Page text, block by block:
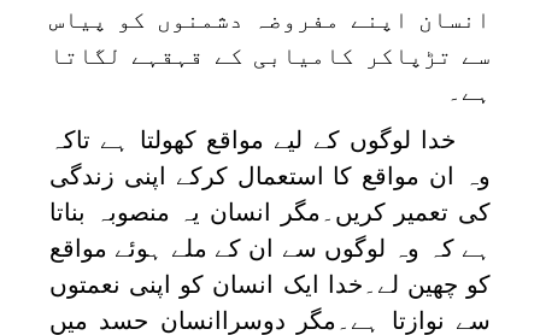
انسان اپنے مفروضہ دشمنوں کو پیاس
سے تڑپاکر کامیابی کے قہقہے لگاتا
ہے۔
خدا لوگوں کے لیے مواقع کھولتا ہے تاکہ
وہ ان مواقع کا استعمال کرکے اپنی زندگی
کی تعمیر کریں۔مگر انسان یہ منصوبہ بناتا
ہے کہ وہ لوگوں سے ان کے ملے ہوئے مواقع
کو چھین لے۔خدا ایک انسان کو اپنی نعمتوں
سے نوازتا ہے۔مگر دوسراانسان حسد میں